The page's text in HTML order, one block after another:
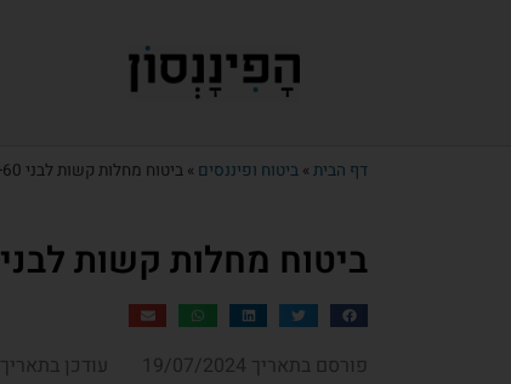
דף הבית» ביטוח ופיננסים » ביטוח מחלות קשות לבני 60+ , רכשו ביטוח בהנחה
ביטוח מחלות קשות לבני 60+ , רכשו ביטוח בהנחה
פורסם בתאריך 19/07/2024 עודכן בתאריך 14/10/2024